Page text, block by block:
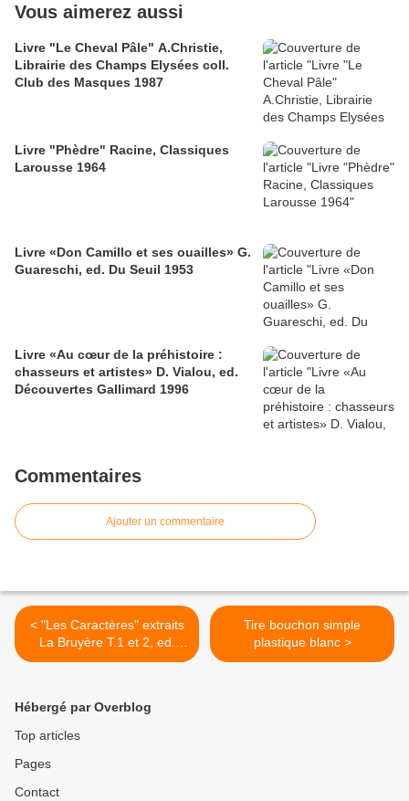
Vous aimerez aussi
Livre "Le Cheval Pâle" A.Christie,
Librairie des Champs Elysées coll.
Club des Masques 1987
Livre "Phèdre" Racine, Classiques
Larousse 1964
Livre «Don Camillo et ses ouailles» G.
Guareschi, ed. Du Seuil 1953
Livre «Au cœur de la préhistoire :
chasseurs et artistes» D. Vialou, ed.
Découvertes Gallimard 1996
Commentaires
Ajouter un commentaire
< "Les Caractères" extraits
La Bruyère T.1 et 2, ed.
Larousse
Tire bouchon simple
plastique blanc >
Hébergé par Overblog
Top articles
Pages
Contact